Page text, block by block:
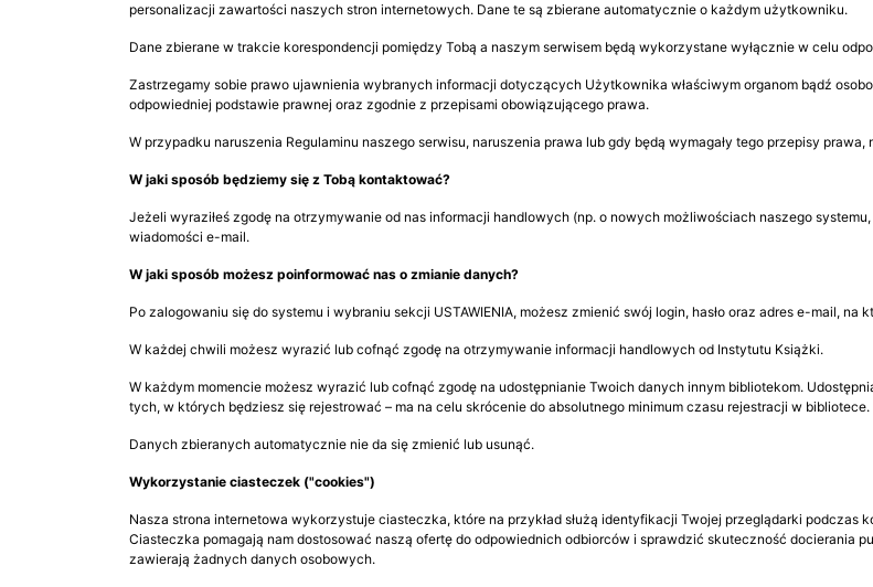
personalizacji zawartości naszych stron internetowych. Dane te są zbierane automatycznie o każdym użytkowniku.
Dane zbierane w trakcie korespondencji pomiędzy Tobą a naszym serwisem będą wykorzystane wyłącznie w celu
Zastrzegamy sobie prawo ujawnienia wybranych informacji dotyczących Użytkownika właściwym organom bądź
odpowiedniej podstawie prawnej oraz zgodnie z przepisami obowiązującego prawa.
W przypadku naruszenia Regulaminu naszego serwisu, naruszenia prawa lub gdy będą wymagały tego przepisy
W jaki sposób będziemy się z Tobą kontaktować?
Jeżeli wyraziłeś zgodę na otrzymywanie od nas informacji handlowych (np. o nowych możliwościach naszego
wiadomości e-mail.
W jaki sposób możesz poinformować nas o zmianie danych?
Po zalogowaniu się do systemu i wybraniu sekcji USTAWIENIA, możesz zmienić swój login, hasło oraz adres e-mail, na
W każdej chwili możesz wyrazić lub cofnąć zgodę na otrzymywanie informacji handlowych od Instytutu Książki.
W każdym momencie możesz wyrazić lub cofnąć zgodę na udostępnianie Twoich danych innym bibliotekom.
tych, w których będziesz się rejestrować – ma na celu skrócenie do absolutnego minimum czasu rejestracji w bibliotece.
Danych zbieranych automatycznie nie da się zmienić lub usunąć.
Wykorzystanie ciasteczek ("cookies")
Nasza strona internetowa wykorzystuje ciasteczka, które na przykład służą identyfikacji Twojej przeglądarki
Ciasteczka pomagają nam dostosować naszą ofertę do odpowiednich odbiorców i sprawdzić skuteczność docierania
zawierają żadnych danych osobowych.